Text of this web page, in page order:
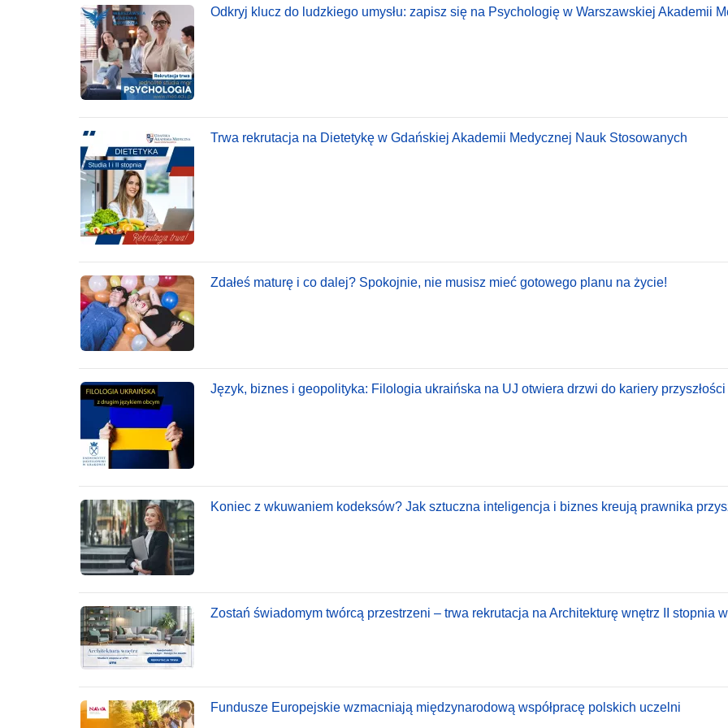
Odkryj klucz do ludzkiego umysłu: zapisz się na Psychologię w Warszawskiej Akademii
Trwa rekrutacja na Dietetykę w Gdańskiej Akademii Medycznej Nauk Stosowanych
Zdałeś maturę i co dalej? Spokojnie, nie musisz mieć gotowego planu na życie!
Język, biznes i geopolityka: Filologia ukraińska na UJ otwiera drzwi do kariery przyszłości
Koniec z wkuwaniem kodeksów? Jak sztuczna inteligencja i biznes kreują prawnika
Zostań świadomym twórcą przestrzeni – trwa rekrutacja na Architekturę wnętrz II stopnia
Fundusze Europejskie wzmacniają międzynarodową współpracę polskich uczelni